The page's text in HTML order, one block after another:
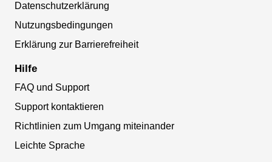
Datenschutzerklärung
Nutzungsbedingungen
Erklärung zur Barrierefreiheit
Hilfe
FAQ und Support
Support kontaktieren
Richtlinien zum Umgang miteinander
Leichte Sprache